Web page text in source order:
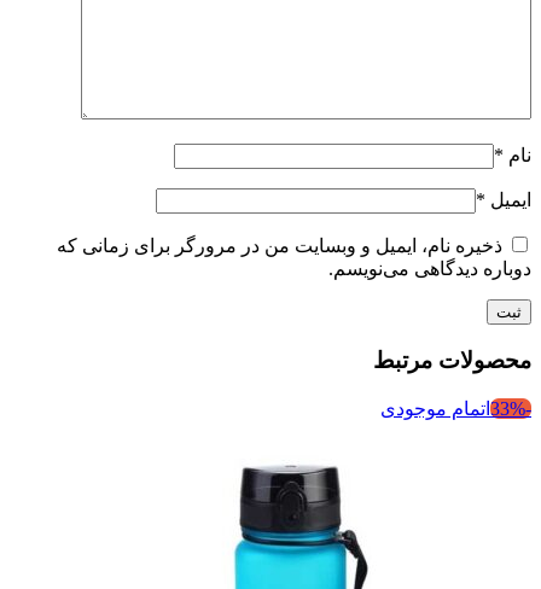
نام *
ایمیل *
ذخیره نام، ایمیل و وبسایت من در مرورگر برای زمانی که
دوباره دیدگاهی می‌نویسم.
محصولات مرتبط
-33% اتمام موجودی